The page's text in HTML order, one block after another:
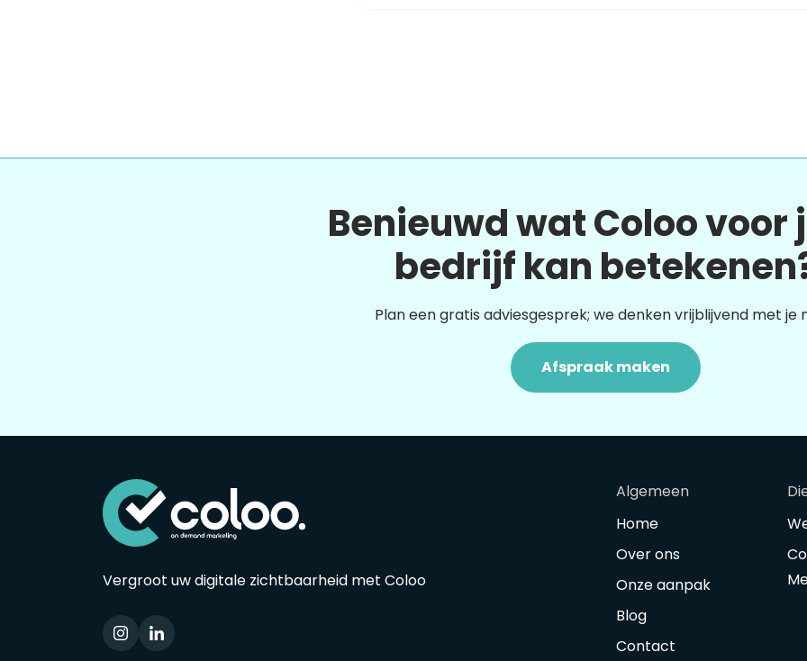
Benieuwd wat Coloo voor
bedrijf kan
Plan een gratis adviesgesprek; we denken vrijblijvend met je
Afspraak maken
Vergroot uw digitale zichtbaarheid met Coloo
Algemeen
Home
Over ons
Onze aanpak
Blog
Contact